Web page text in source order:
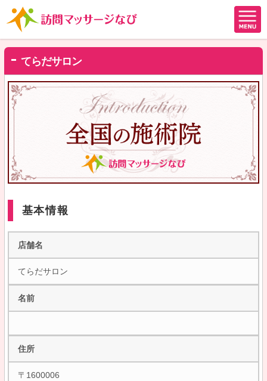
てらだサロン
基本情報
店舗名
てらだサロン
名前
住所
〒1600006